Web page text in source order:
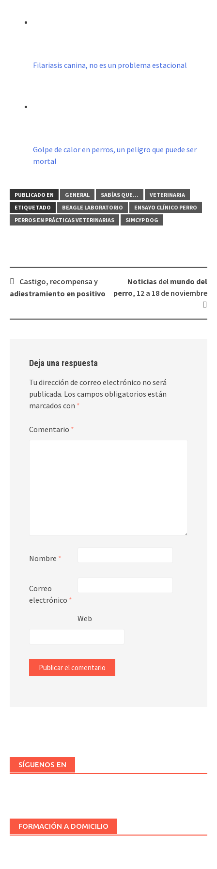
Filariasis canina, no es un problema estacional
Golpe de calor en perros, un peligro que puede ser
mortal
PUBLICADO EN GENERAL SABÍAS QUE...
VETERINARIA
ETIQUETADO
BEAGLE LABORATORIO
ENSAYO CLÍNICO PERRO
PERROS EN PRÁCTICAS VETERINARIAS
SIMCYP DOG
Navegación
de
Castigo, recompensa y
adiestramiento en positivo
Noticias del mundo del
perro, 12 a 18 de noviembre
Deja una respuesta
Tu dirección de correo electrónico no será
publicada. Los campos obligatorios están
marcados con *
Comentario *
Nombre *
Correo
electrónico *
Web
SÍGUENOS EN
FORMACIÓN A DOMICILIO